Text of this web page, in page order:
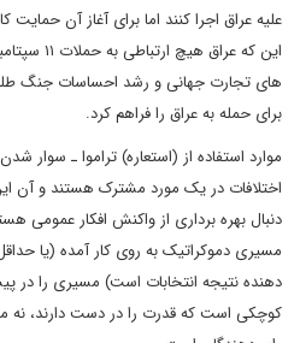
علیه عراق اجرا کنند اما برای آغاز آن حمایت
این که
های تجارت جهانی و رشد احساسات جنگ
برای حمله به عراق را فراهم کرد.
موارد استفاده از (استعاره) تراموا ـ سوار
اختلافات در یک مورد مشترک هستند و آن
دنبال بهره برداری از واکنش افکار عمومی
مسیری دموکراتیک به روی کار آمده (یا
دهنده نتیجه انتخابات است) مسیری را در
کوچکی است که قدرت را در دست دارند،